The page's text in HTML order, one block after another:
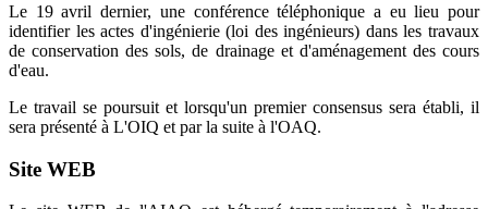
Le 19 avril dernier, une conférence téléphonique a eu lieu pour
identifier les actes d'ingénierie (loi des ingénieurs) dans les travaux
de conservation des sols, de drainage et d'aménagement des cours
d'eau.
Le travail se poursuit et lorsqu'un premier consensus sera établi, il
sera présenté à L'OIQ et par la suite à l'OAQ.
Site WEB